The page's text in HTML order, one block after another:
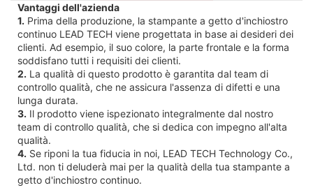
Vantaggi dell'azienda
1. Prima della produzione, la stampante a getto d'inchiostro
continuo LEAD TECH viene progettata in base ai desideri dei
clienti. Ad esempio, il suo colore, la parte frontale e la forma
soddisfano tutti i requisiti dei clienti.
2. La qualità di questo prodotto è garantita dal team di
controllo qualità, che ne assicura l'assenza di difetti e una
lunga durata.
3. Il prodotto viene ispezionato integralmente dal nostro
team di controllo qualità, che si dedica con impegno all'alta
qualità.
4. Se riponi la tua fiducia in noi, LEAD TECH Technology Co.,
Ltd. non ti deluderà mai per la qualità della tua stampante a
getto d'inchiostro continuo.